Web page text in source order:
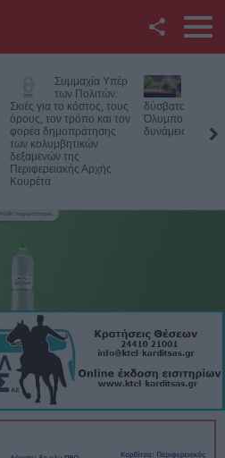
Twitter
YouTube
Αναζήτηση
KarditsaLive.Net
Υπέρ
Πολιτών:
κόστος, τους
και τον
Αρχής
Υπό έλεγχο η
φωτιά σε
δύσβατο σημείο στον
Όλυμπο – Παραμένουν οι
δυνάμεις στο σημείο